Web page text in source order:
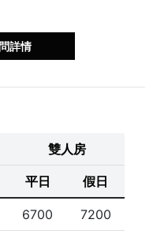
詳情
雙人房
平日 假日
6700 7200